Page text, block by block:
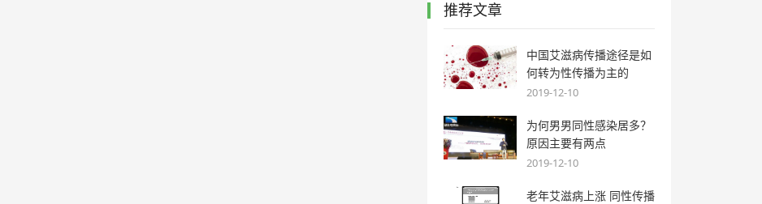
推荐文章
中国艾滋病传播途径是如
何转为性传播为主的
2019-12-10
为何男男同性感染居多？
原因主要有两点
2019-12-10
老年艾滋病上涨 同性传播